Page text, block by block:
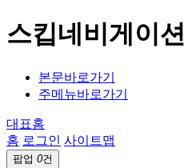
스킵네비게이션
본문바로가기
주메뉴바로가기
대표홈
홈 로그인 사이트맵
팝업 0건